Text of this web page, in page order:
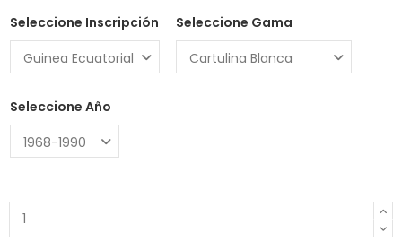
Seleccione Inscripción Seleccione Gama
Seleccione Año